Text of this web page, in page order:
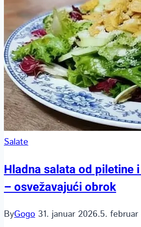
Salate
Hladna salata od piletine
– osvežavajući obrok
ByGogo 31. januar 2026.5. februar